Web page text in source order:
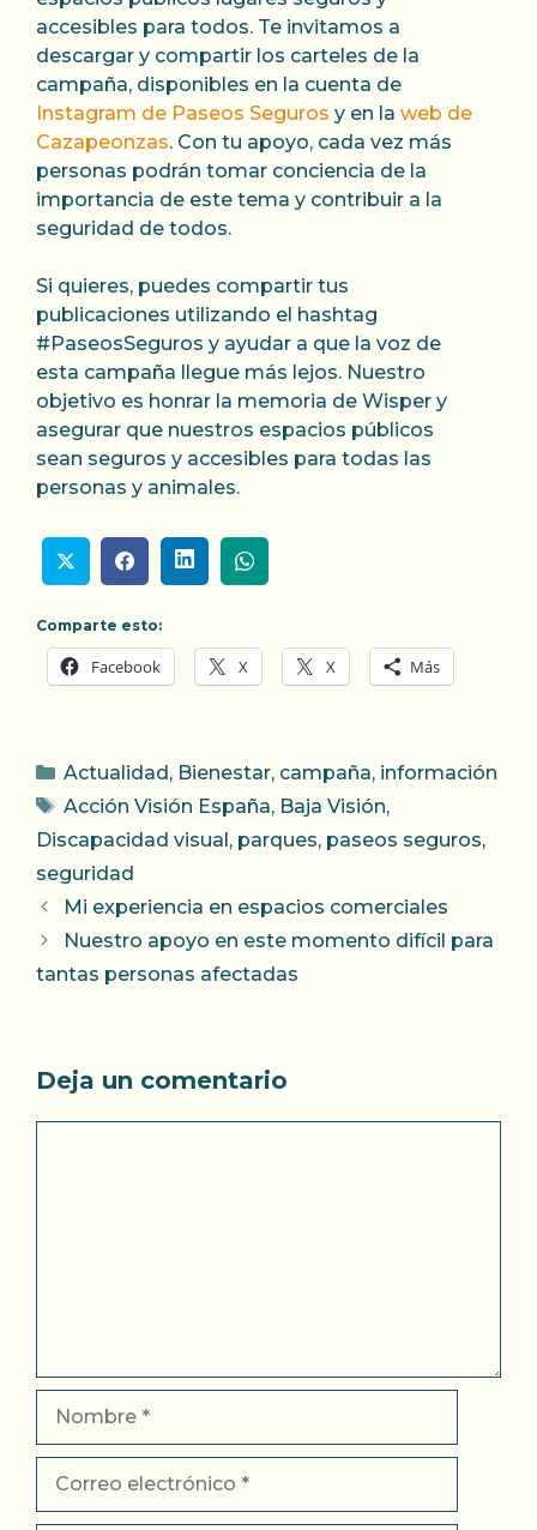
accesibles para todos. Te invitamos a
descargar y compartir los carteles de la
campaña, disponibles en la cuenta de
Instagram de Paseos Seguros y en la web de
Cazapeonzas. Con tu apoyo, cada vez más
personas podrán tomar conciencia de la
importancia de este tema y contribuir a la
seguridad de todos.
Si quieres, puedes compartir tus
publicaciones utilizando el hashtag
#PaseosSeguros y ayudar a que la voz de
esta campaña llegue más lejos. Nuestro
objetivo es honrar la memoria de Wisper y
asegurar que nuestros espacios públicos
sean seguros y accesibles para todas las
personas y animales.
Comparte esto:
Facebook X X Más
Categorías
Actualidad, Bienestar, campaña, información
Etiquetas
Acción Visión España, Baja Visión,
Discapacidad visual, parques, paseos seguros,
seguridad
Mi experiencia en espacios comerciales
Nuestro apoyo en este momento difícil para
tantas personas afectadas
Deja un comentario
electrónico